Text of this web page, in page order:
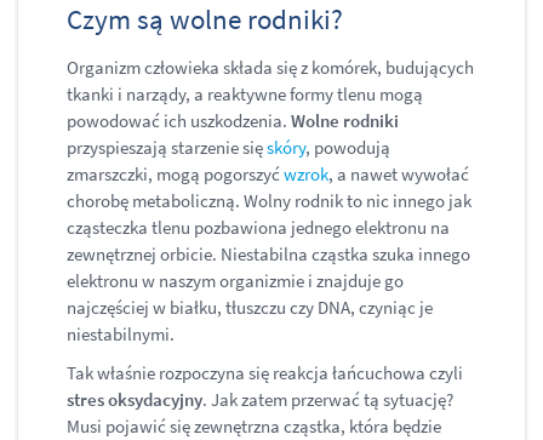
Czym są wolne rodniki?
Organizm człowieka składa się z komórek, budujących
tkanki i narządy, a reaktywne formy tlenu mogą
powodować ich uszkodzenia. Wolne rodniki
przyspieszają starzenie sięskóry, powodują
zmarszczki, mogą pogorszyć wzrok, a nawet wywołać
chorobę metaboliczną. Wolny rodnik to nic innego jak
cząsteczka tlenu pozbawiona jednego elektronu na
zewnętrznej orbicie. Niestabilna cząstka szuka innego
elektronu w naszym organizmie i znajduje go
najczęściej w białku, tłuszczu czy DNA, czyniąc je
niestabilnymi.
Tak właśnie rozpoczyna się reakcja łańcuchowa czyli
stres oksydacyjny. Jak zatem przerwać tą sytuację?
Musi pojawić się zewnętrzna cząstka, która będzie